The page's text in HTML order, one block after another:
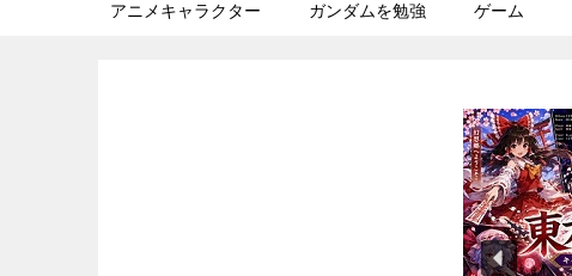
アニメキャラクター ガンダムを勉強 ゲーム